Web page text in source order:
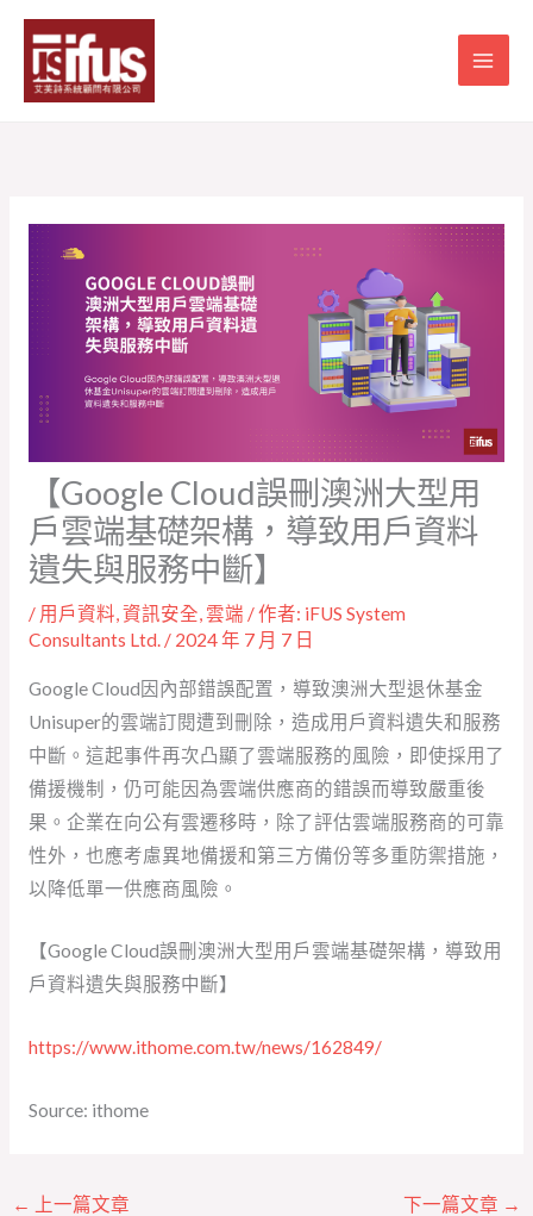
【Google Cloud誤刪澳洲大型用
戶雲端基礎架構，導致用戶資料
遺失與服務中斷】
/ 用戶資料,資訊安全,雲端 / 作者: iFUS System
Consultants Ltd. / 2024 年 7 月 7 日
Google Cloud因內部錯誤配置，導致澳洲大型退休基金
Unisuper的雲端訂閱遭到刪除，造成用戶資料遺失和服務
中斷。這起事件再次凸顯了雲端服務的風險，即使採用了
備援機制，仍可能因為雲端供應商的錯誤而導致嚴重後
果。企業在向公有雲遷移時，除了評估雲端服務商的可靠
性外，也應考慮異地備援和第三方備份等多重防禦措施，
以降低單一供應商風險。
【Google Cloud誤刪澳洲大型用戶雲端基礎架構，導致用
戶資料遺失與服務中斷】
https://www.ithome.com.tw/news/162849/
Source: ithome
← 上一篇文章 下一篇文章 →